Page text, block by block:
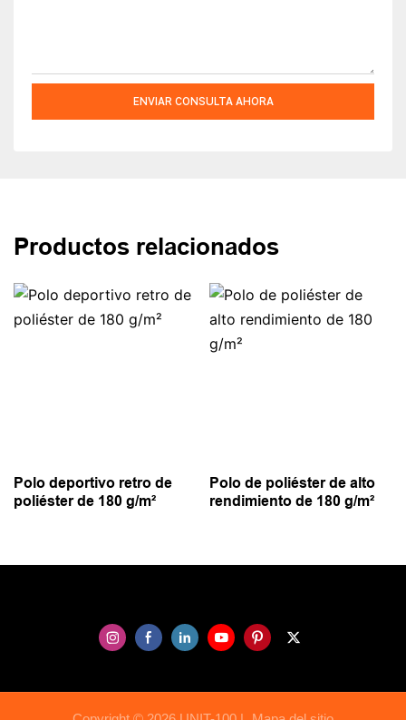
ENVIAR CONSULTA AHORA
Productos relacionados
Polo deportivo retro de
poliéster de 180 g/m²
Polo de poliéster de alto
rendimiento de 180 g/m²